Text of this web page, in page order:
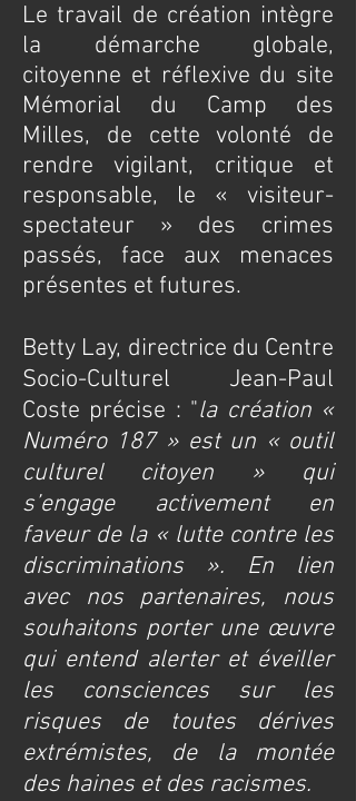
Le travail de création intègre
la démarche globale,
citoyenne et réflexive du site
Mémorial du Camp des
Milles, de cette volonté de
rendre vigilant, critique et
responsable, le « visiteur-
spectateur » des crimes
passés, face aux menaces
présentes et futures.
Betty Lay, directrice du Centre
Socio-Culturel Jean-Paul
Coste précise : "la création «
Numéro 187 » est un « outil
culturel citoyen » qui
s’engage activement en
faveur de la « lutte contre les
discriminations ». En lien
avec nos partenaires, nous
souhaitons porter une œuvre
qui entend alerter et éveiller
les consciences sur les
risques de toutes dérives
extrémistes, de la montée
des haines et des racismes.